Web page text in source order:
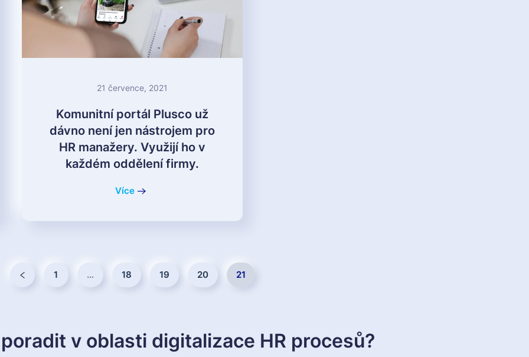
21 července, 2021
Komunitní portál Plusco už
dávno není jen nástrojem pro
HR manažery. Využijí ho v
každém oddělení firmy.
Více
1 … 18 19 20 21
v oblasti digitalizace HR procesů?